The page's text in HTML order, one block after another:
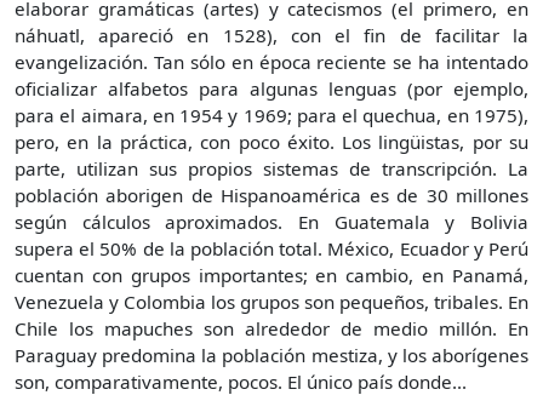
elaborar gramáticas (artes) y catecismos (el primero, en
náhuatl, apareció en 1528), con el fin de facilitar la
evangelización. Tan sólo en época reciente se ha intentado
oficializar alfabetos para algunas lenguas (por ejemplo,
para el aimara, en 1954 y 1969; para el quechua, en 1975),
pero, en la práctica, con poco éxito. Los lingüistas, por su
parte, utilizan sus propios sistemas de transcripción. La
población aborigen de Hispanoamérica es de 30 millones
según cálculos aproximados. En Guatemala y Bolivia
supera el 50% de la población total. México, Ecuador y Perú
cuentan con grupos importantes; en cambio, en Panamá,
Venezuela y Colombia los grupos son pequeños, tribales. En
Chile los mapuches son alrededor de medio millón. En
Paraguay predomina la población mestiza, y los aborígenes
son, comparativamente, pocos. El único país donde...